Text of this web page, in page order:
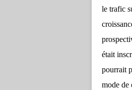
le trafic
était
pourrait
mode de